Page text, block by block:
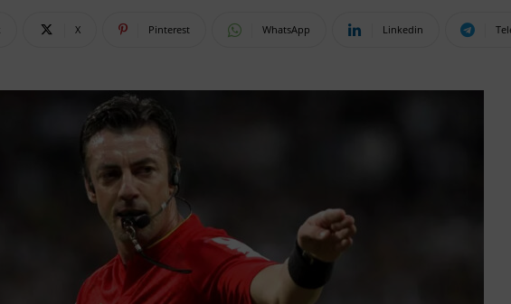
X Pinterest WhatsApp Linkedin